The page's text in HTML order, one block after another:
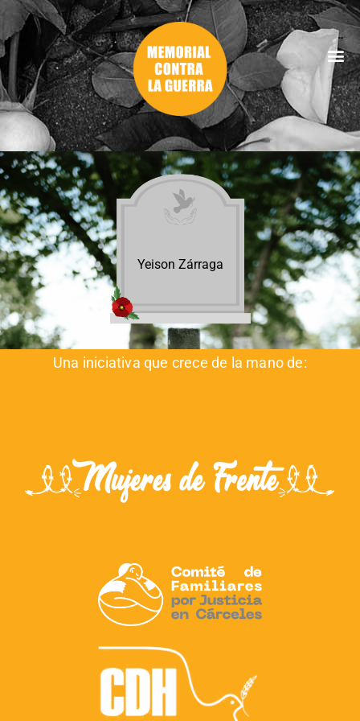
Yeison Zárraga
Una iniciativa que crece de la mano de: